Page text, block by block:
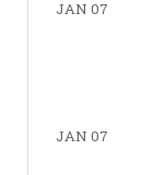
JAN 07
JAN 07